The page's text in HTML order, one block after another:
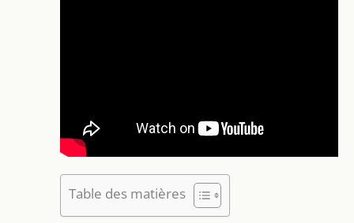
Table des matières